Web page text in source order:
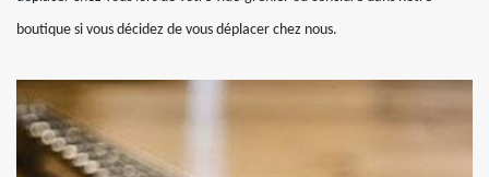
boutique si vous décidez de vous déplacer chez nous.